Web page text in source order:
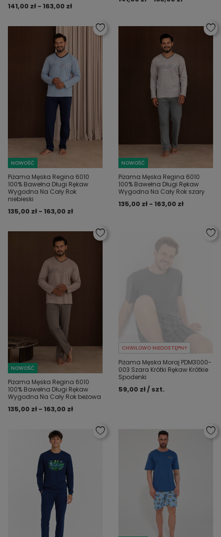
141,00 zł - 163,00 zł
NOWOŚĆ
Piżama Męska Regina 6010
100% Bawełna Długi Rękaw
Wygodna Na Cały Rok
niebieski
135,00 zł - 163,00 zł
NOWOŚĆ
Piżama Męska Regina 6010
100% Bawełna Długi Rękaw
Wygodna Na Cały Rok szary
135,00 zł - 163,00 zł
NOWOŚĆ
Piżama Męska Regina 6010
100% Bawełna Długi Rękaw
Wygodna Na Cały Rok beżowa
135,00 zł - 163,00 zł
CHWILOWO NIEDOSTĘPNY
Piżama Męska Moraj PDM3000-
003 Szara Krótki Rękaw Krótkie
Spodenki
59,00 zł / szt.